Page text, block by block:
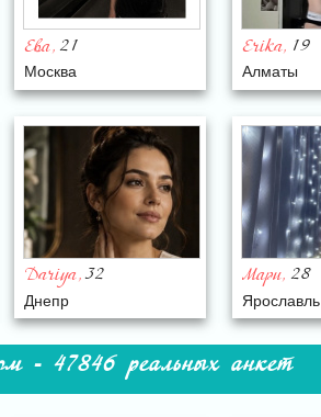
Ева, 21
Москва
Erika, 19
Алматы
Dariya, 32
Днепр
Мари, 28
Ярославль
- 47846 реальных анкет